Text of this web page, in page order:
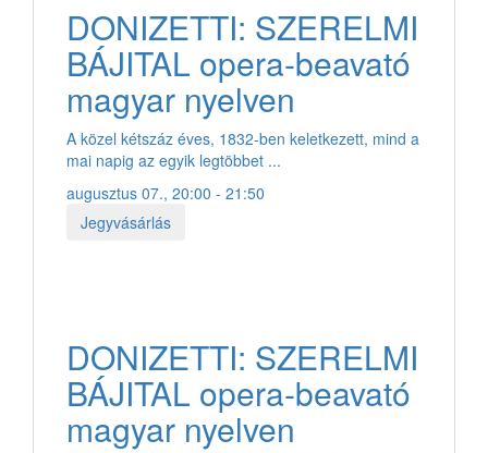
DONIZETTI: SZERELMI
BÁJITAL opera-beavató
magyar nyelven
A közel kétszáz éves, 1832-ben keletkezett, mind a
mai napig az egyik legtöbbet ...
augusztus 07., 20:00 - 21:50
Jegyvásárlás
DONIZETTI: SZERELMI
BÁJITAL opera-beavató
magyar nyelven